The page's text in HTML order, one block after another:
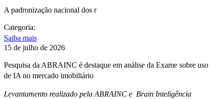
A padronização nacional dos r
Categoria:
Saiba mais
15 de julho de 2026
Pesquisa da ABRAINC é destaque em análise da Exame sobre uso
de IA no mercado imobiliário
Levantamento realizado pela ABRAINC e Brain Inteligência